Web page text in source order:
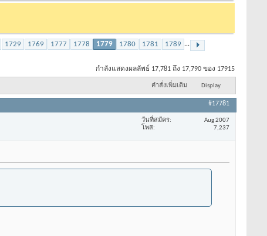
1729 1769 1777 1778 1779 1780 1781 1789 ...
กำลังแสดงผลลัพธ์ 17,781 ถึง 17,790 ของ 17915
คำสั่งเพิ่มเติม Display
#17781
วันที่สมัคร
Aug 2007
โพส
7,237